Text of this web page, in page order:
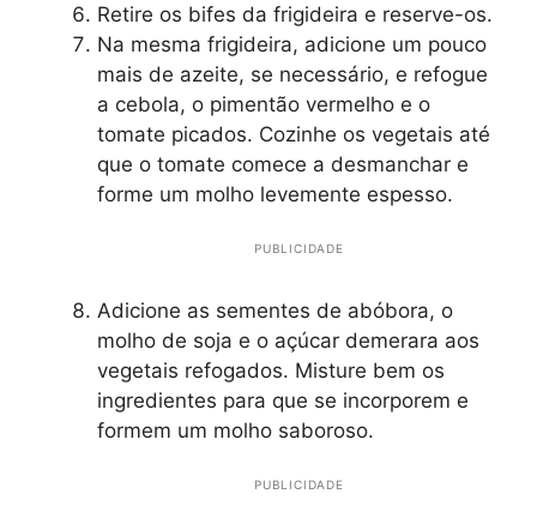
Retire os bifes da frigideira e reserve-os.
Na mesma frigideira, adicione um pouco
mais de azeite, se necessário, e refogue
a cebola, o pimentão vermelho e o
tomate picados. Cozinhe os vegetais até
que o tomate comece a desmanchar e
forme um molho levemente espesso.
PUBLICIDADE
Adicione as sementes de abóbora, o
molho de soja e o açúcar demerara aos
vegetais refogados. Misture bem os
ingredientes para que se incorporem e
formem um molho saboroso.
PUBLICIDADE